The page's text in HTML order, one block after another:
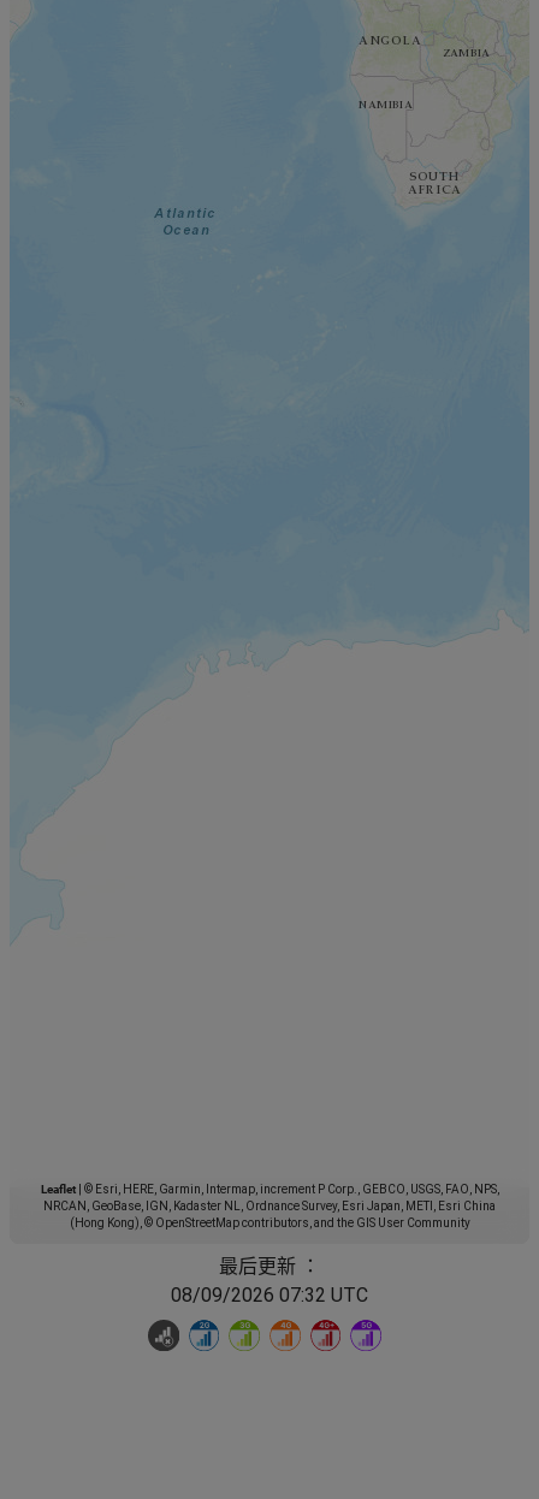
Leaflet
© Esri, HERE, Garmin, Intermap, increment P Corp., GEBCO, USGS, FAO, NPS,
NRCAN, GeoBase, IGN, Kadaster NL, Ordnance Survey, Esri Japan, METI, Esri China
(Hong Kong), © OpenStreetMap contributors, and the GIS User Community
最后更新 ：
08/09/2026 07:32 UTC